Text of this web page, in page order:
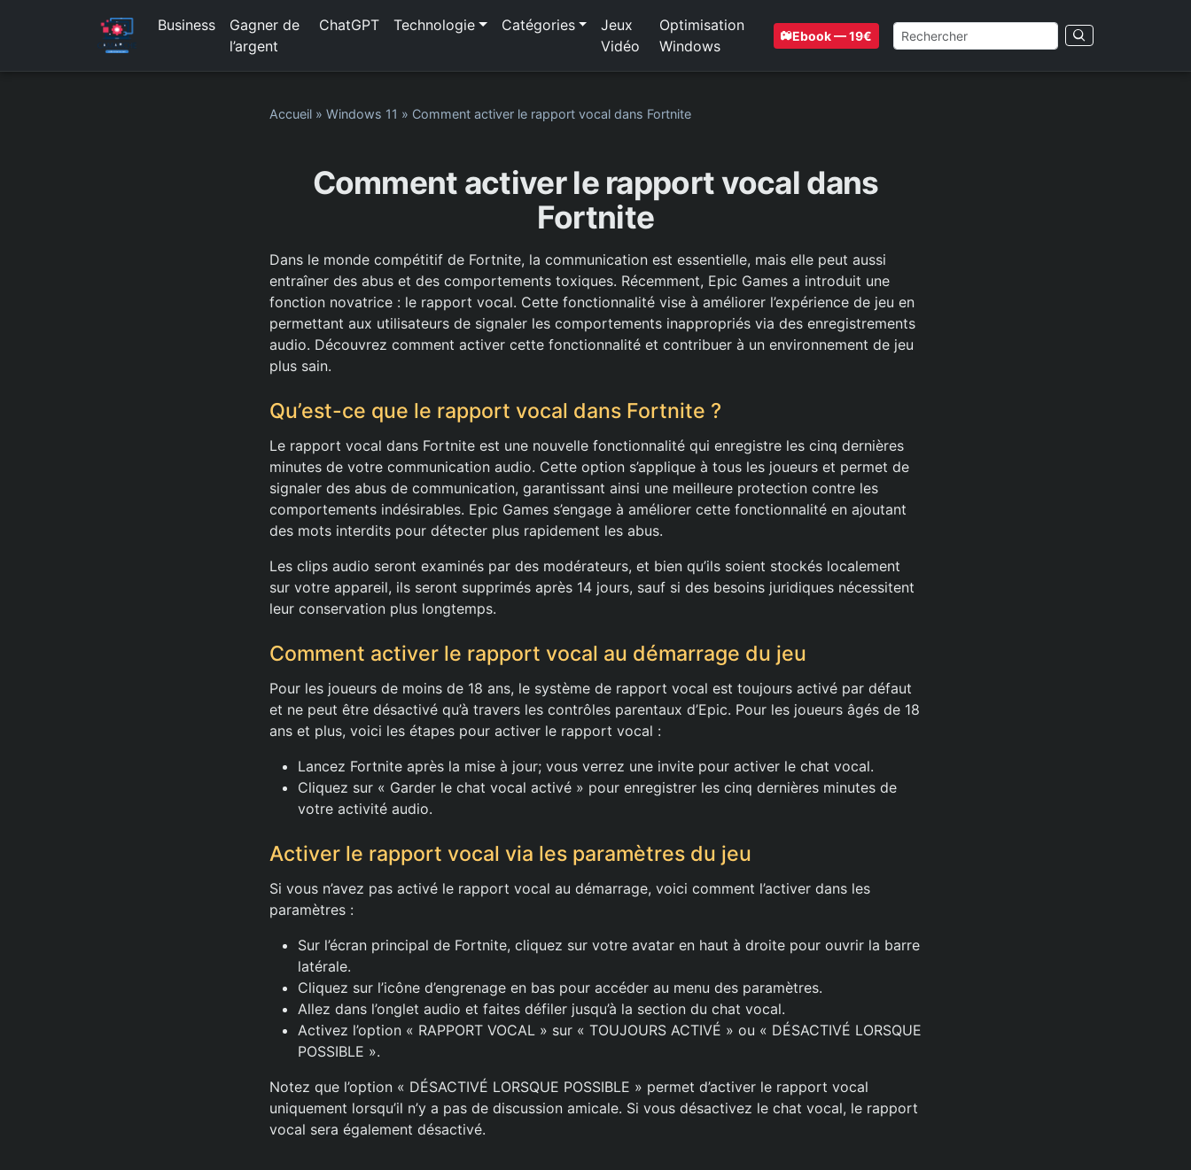
Business
Gagner de
l’argent
ChatGPT Technologie Catégories
Jeux
Vidéo
Optimisation
Windows
Ebook — 19€
Accueil » Windows 11 » Comment activer le rapport vocal dans Fortnite
Comment activer le rapport vocal dans
Fortnite
Dans le monde compétitif de Fortnite, la communication est essentielle, mais elle peut aussi
entraîner des abus et des comportements toxiques. Récemment, Epic Games a introduit une
fonction novatrice : le rapport vocal. Cette fonctionnalité vise à améliorer l’expérience de jeu en
permettant aux utilisateurs de signaler les comportements inappropriés via des enregistrements
audio. Découvrez comment activer cette fonctionnalité et contribuer à un environnement de jeu
plus sain.
Qu’est-ce que le rapport vocal dans Fortnite ?
Le rapport vocal dans Fortnite est une nouvelle fonctionnalité qui enregistre les cinq dernières
minutes de votre communication audio. Cette option s’applique à tous les joueurs et permet de
signaler des abus de communication, garantissant ainsi une meilleure protection contre les
comportements indésirables. Epic Games s’engage à améliorer cette fonctionnalité en ajoutant
des mots interdits pour détecter plus rapidement les abus.
Les clips audio seront examinés par des modérateurs, et bien qu’ils soient stockés localement
sur votre appareil, ils seront supprimés après 14 jours, sauf si des besoins juridiques nécessitent
leur conservation plus longtemps.
Comment activer le rapport vocal au démarrage du jeu
Pour les joueurs de moins de 18 ans, le système de rapport vocal est toujours activé par défaut
et ne peut être désactivé qu’à travers les contrôles parentaux d’Epic. Pour les joueurs âgés de 18
ans et plus, voici les étapes pour activer le rapport vocal :
Lancez Fortnite après la mise à jour; vous verrez une invite pour activer le chat vocal.
Cliquez sur « Garder le chat vocal activé » pour enregistrer les cinq dernières minutes de
votre activité audio.
Activer le rapport vocal via les paramètres du jeu
Si vous n’avez pas activé le rapport vocal au démarrage, voici comment l’activer dans les
paramètres :
Sur l’écran principal de Fortnite, cliquez sur votre avatar en haut à droite pour ouvrir la barre
latérale.
Cliquez sur l’icône d’engrenage en bas pour accéder au menu des paramètres.
Allez dans l’onglet audio et faites défiler jusqu’à la section du chat vocal.
Activez l’option « RAPPORT VOCAL » sur « TOUJOURS ACTIVÉ » ou « DÉSACTIVÉ LORSQUE
POSSIBLE ».
Notez que l’option « DÉSACTIVÉ LORSQUE POSSIBLE » permet d’activer le rapport vocal
uniquement lorsqu’il n’y a pas de discussion amicale. Si vous désactivez le chat vocal, le rapport
vocal sera également désactivé.